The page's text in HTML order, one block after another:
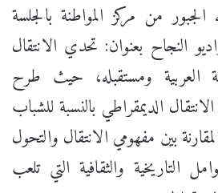
من مركز المواطنة بالجلسة
النجاح بعنوان: تحدي الانتقال
العربية ومستقبله، حيث طرح
الديمقراطي بالنسبة للشباب
بين مفهومي الانتقال والتحول
التاريخية والثقافية التي تلعب